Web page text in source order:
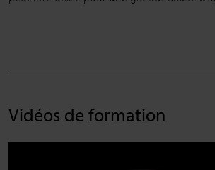
Vidéos de formation